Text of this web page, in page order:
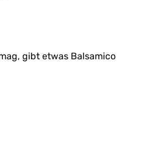
gibt etwas Balsamico